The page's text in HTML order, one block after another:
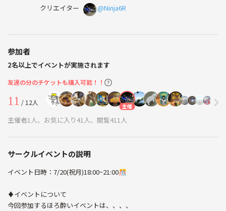
クリエイター
@Ninja6R
参加者
2名以上でイベントが実施されます
友達の分のチケットも購入可能！！
11 / 12人 主催
主催者1人、お気に入り41人、閲覧411人
サークルイベントの説明
イベント日時：7/20(祝月)18:00~21:00🎊
♦️イベントについて
今回参加するほろ酔いイベントは、、、、